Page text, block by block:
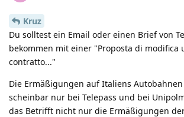
Kruz
Du solltest ein Email oder einen Brief von
bekommen mit einer "Proposta di modifica
contratto..."
Die Ermäßigungen auf Italiens
scheinbar nur bei Telepass und bei
das Betrifft nicht nur die Ermäßigungen